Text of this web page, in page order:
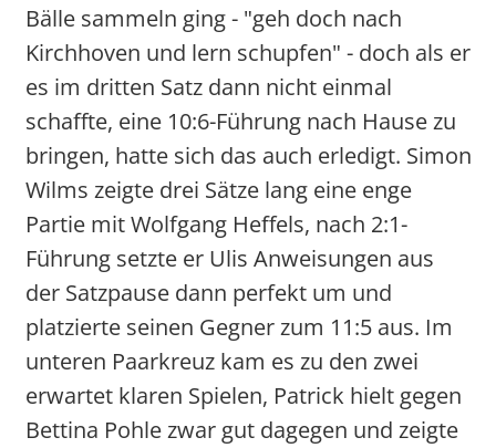
Bälle sammeln ging - "geh doch nach
Kirchhoven und lern schupfen" - doch als er
es im dritten Satz dann nicht einmal
schaffte, eine 10:6-Führung nach Hause zu
bringen, hatte sich das auch erledigt. Simon
Wilms zeigte drei Sätze lang eine enge
Partie mit Wolfgang Heffels, nach 2:1-
Führung setzte er Ulis Anweisungen aus
der Satzpause dann perfekt um und
platzierte seinen Gegner zum 11:5 aus. Im
unteren Paarkreuz kam es zu den zwei
erwartet klaren Spielen, Patrick hielt gegen
Bettina Pohle zwar gut dagegen und zeigte